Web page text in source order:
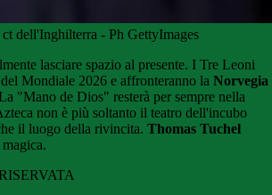
dell'Inghilterra - Ph GettyImages
lasciare spazio al presente. I Tre Leoni
Mondiale 2026 e affronteranno la Norvegia
"Mano de Dios" resterà per sempre nella
non è più soltanto il teatro dell'incubo
il luogo della rivincita. Thomas Tuchel